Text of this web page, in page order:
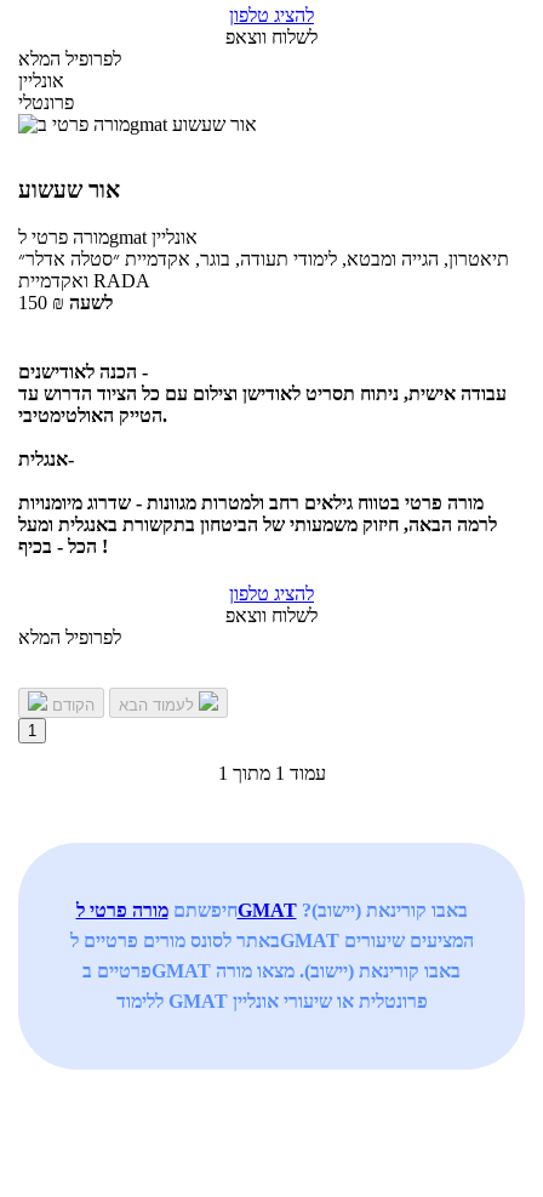
להציג טלפון
לשלוח ווצאפ
לפרופיל המלא
אונליין
פרונטלי
אור שעשוע
מורה פרטילgmat אונליין
תיאטרון, הגייה ומבטא, לימודי תעודה, בוגר, אקדמיית ״סטלה אדלר״
ואקדמיית RADA
150 ₪ לשעה
הכנה לאודישנים -
עבודה אישית, ניתוח תסריט לאודישן וצילום עם כל הציוד הדרוש עד
הטייק האולטימטיבי.
אנגלית-
מורה פרטי בטווח גילאים רחב ולמטרות מגוונות - שדרוג מיומנויות
לרמה הבאה, חיזוק משמעותי של הביטחון בתקשורת באנגלית ומעל
הכל - בכיף !
להציג טלפון
לשלוח ווצאפ
לפרופיל המלא
הקודם
1
עמוד 1 מתוך 1
חיפשתםמורה פרטי לGMATבאבו קורינאת (יישוב)?
באתר לסונס מורים פרטיים לGMAT המציעים שיעורים
פרטיים בGMAT באבו קורינאת (יישוב). מצאו מורה
ללימוד GMAT פרונטלית או שיעורי אונליין